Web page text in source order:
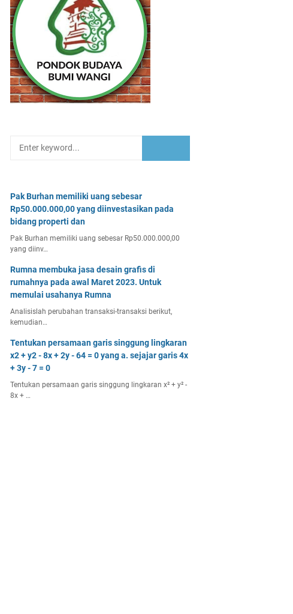
Pak Burhan memiliki uang sebesar
Rp50.000.000,00 yang diinvestasikan pada
bidang properti dan
Pak Burhan memiliki uang sebesar Rp50.000.000,00
yang diinv…
Rumna membuka jasa desain grafis di
rumahnya pada awal Maret 2023. Untuk
memulai usahanya Rumna
Analisislah perubahan transaksi-transaksi berikut,
kemudian…
Tentukan persamaan garis singgung lingkaran
x2 + y2 - 8x + 2y - 64 = 0 yang a. sejajar garis 4x
+ 3y - 7 = 0
Tentukan persamaan garis singgung lingkaran x² + y² -
8x + …